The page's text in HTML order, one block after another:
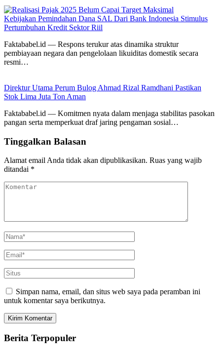
Kebijakan Pemindahan Dana SAL Dari Bank Indonesia Stimulus
Pertumbuhan Kredit Sektor Riil
Faktababel.id — Respons terukur atas dinamika struktur
pembiayaan negara dan pengelolaan likuiditas domestik secara
resmi…
Direktur Utama Perum Bulog Ahmad Rizal Ramdhani Pastikan
Stok Lima Juta Ton Aman
Faktababel.id — Komitmen nyata dalam menjaga stabilitas pasokan
pangan serta memperkuat draf jaring pengaman sosial…
Tinggalkan Balasan
Alamat email Anda tidak akan dipublikasikan. Ruas yang wajib
ditandai *
Simpan nama, email, dan situs web saya pada peramban ini
untuk komentar saya berikutnya.
Berita Terpopuler